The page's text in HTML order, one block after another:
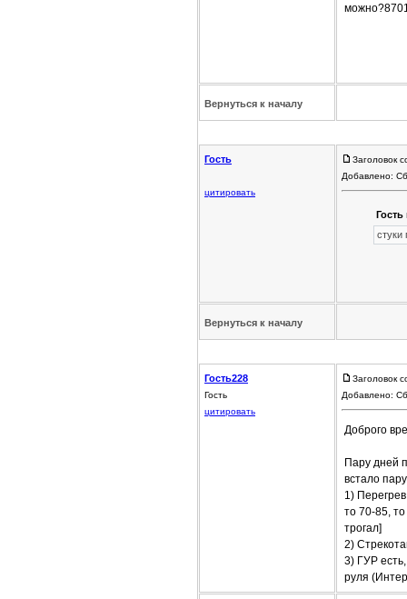
Вернуться к началу
Гость
цитировать
Заголовок
Добавлено:
стуки
Вернуться к началу
Гость228
Гость
цитировать
Заголовок
Добавлено:
Доброго
Пару дней
встало
1)
то 70-85,
трогал]
2)
3) ГУР
руля